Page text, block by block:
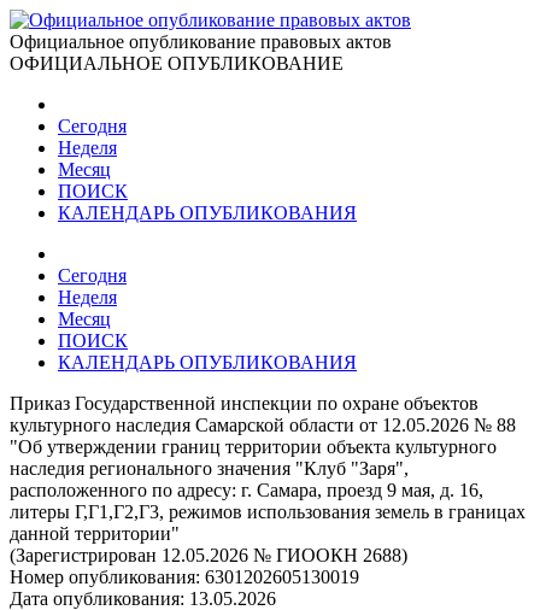
Официальное опубликование правовых актов
ОФИЦИАЛЬНОЕ ОПУБЛИКОВАНИЕ
Сегодня
Неделя
Месяц
ПОИСК
КАЛЕНДАРЬ ОПУБЛИКОВАНИЯ
Сегодня
Неделя
Месяц
ПОИСК
КАЛЕНДАРЬ ОПУБЛИКОВАНИЯ
Приказ Государственной инспекции по охране объектов
культурного наследия Самарской области от 12.05.2026 № 88
"Об утверждении границ территории объекта культурного
наследия регионального значения "Клуб "Заря",
расположенного по адресу: г. Самара, проезд 9 мая, д. 16,
литеры Г,Г1,Г2,Г3, режимов использования земель в границах
данной территории"
(Зарегистрирован 12.05.2026 № ГИООКН 2688)
Номер опубликования: 6301202605130019
Дата опубликования: 13.05.2026